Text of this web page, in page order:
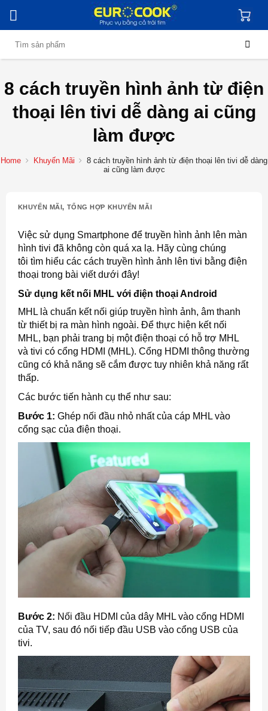
content
8 cách truyền hình ảnh từ điện
thoại lên tivi dễ dàng ai cũng
làm được
Home Khuyến Mãi
8 cách truyền hình ảnh từ điện thoại lên tivi dễ dàng
ai cũng làm được
KHUYẾN MÃI, TỔNG HỢP KHUYẾN MÃI
Việc sử dụng Smartphone để truyền hình ảnh lên màn
hình tivi đã không còn quá xa lạ. Hãy cùng chúng
tôi tìm hiểu các cách truyền hình ảnh lên tivi bằng điện
thoại trong bài viết dưới đây!
Sử dụng kết nối MHL với điện thoại Android
MHL là chuẩn kết nối giúp truyền hình ảnh, âm thanh
từ thiết bị ra màn hình ngoài. Để thực hiện kết nối
MHL, bạn phải trang bị một điện thoại có hỗ trợ MHL
và tivi có cổng HDMI (MHL). Cổng HDMI thông thường
cũng có khả năng sẽ cắm được tuy nhiên khả năng rất
thấp.
Các bước tiến hành cụ thể như sau:
Bước 1: Ghép nối đầu nhỏ nhất của cáp MHL vào
cổng sạc của điện thoại.
Bước 2: Nối đầu HDMI của dây MHL vào cổng HDMI
của TV, sau đó nối tiếp đầu USB vào cổng USB của
tivi.